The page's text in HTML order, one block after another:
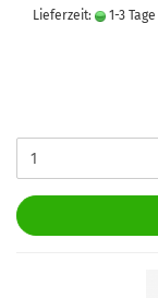
Lieferzeit: 1-3 Tage